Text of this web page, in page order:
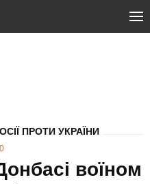
ПРОТИ УКРАЇНИ
0
воїном